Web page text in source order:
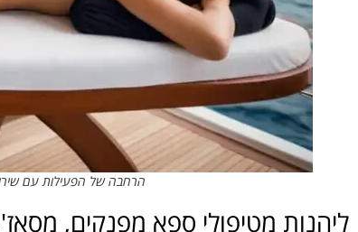
הרחבה של הפעילות עם
ליהנות מטיפולי ספא מפנקים,